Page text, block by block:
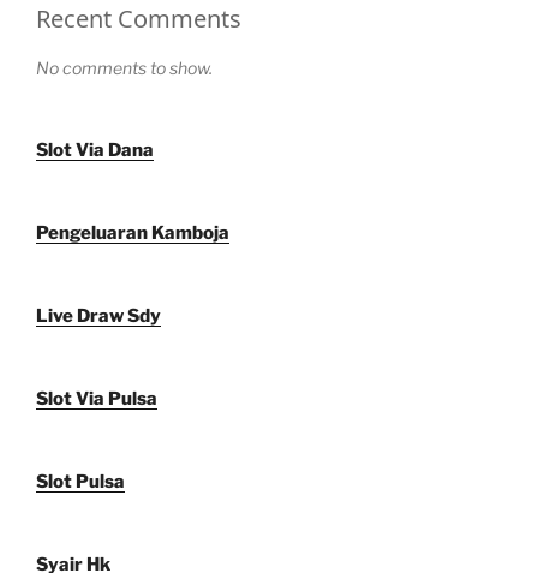
Recent Comments
No comments to show.
Slot Via Dana
Pengeluaran Kamboja
Live Draw Sdy
Slot Via Pulsa
Slot Pulsa
Syair Hk